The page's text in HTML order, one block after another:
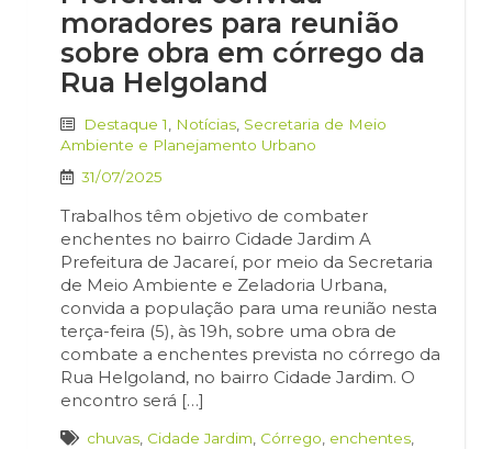
moradores para reunião
sobre obra em córrego da
Rua Helgoland
Destaque 1 Notícias Secretaria de Meio
Ambiente e Planejamento Urbano
31/07/2025
Trabalhos têm objetivo de combater
enchentes no bairro Cidade Jardim A
Prefeitura de Jacareí, por meio da Secretaria
de Meio Ambiente e Zeladoria Urbana,
convida a população para uma reunião nesta
terça-feira (5), às 19h, sobre uma obra de
combate a enchentes prevista no córrego da
Rua Helgoland, no bairro Cidade Jardim. O
encontro será […]
chuvas Cidade Jardim Córrego enchentes